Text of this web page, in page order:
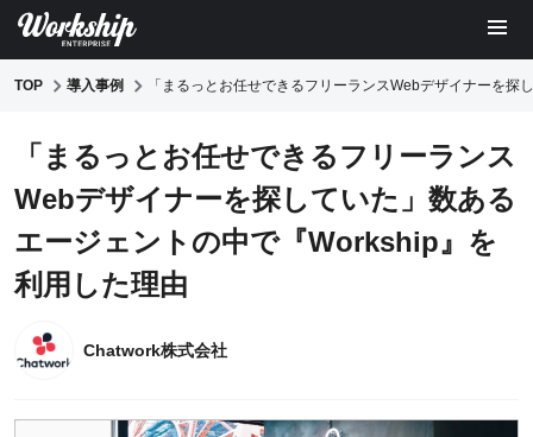
TOP 導入事例 「まるっとお任せできるフリーランスWebデザイナーを
「まるっとお任せできるフリーランス
Webデザイナーを探していた」数ある
エージェントの中で『Workship』を
利用した理由
Chatwork株式会社